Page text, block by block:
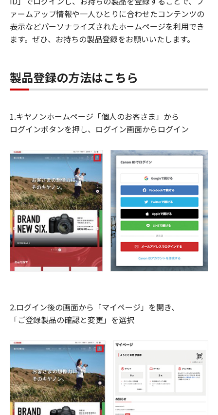
ァームアップ情報や一人ひとりに合わせたコンテンツの
表示などパーソナライズされたホームページを利用でき
ます。ぜひ、お持ちの製品登録をお願いいたします。
製品登録の方法はこちら
1.キヤノンホームページ「個人のお客さま」から
ログインボタンを押し、ログイン画面からログイン
2.ログイン後の画面から「マイページ」を開き、
「ご登録製品の確認と変更」を選択